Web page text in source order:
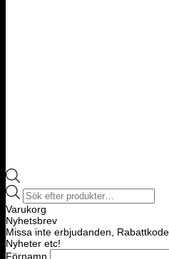
Products
search
Varukorg
Nyhetsbrev
Missa inte erbjudanden,
Nyheter etc!
Förnamn